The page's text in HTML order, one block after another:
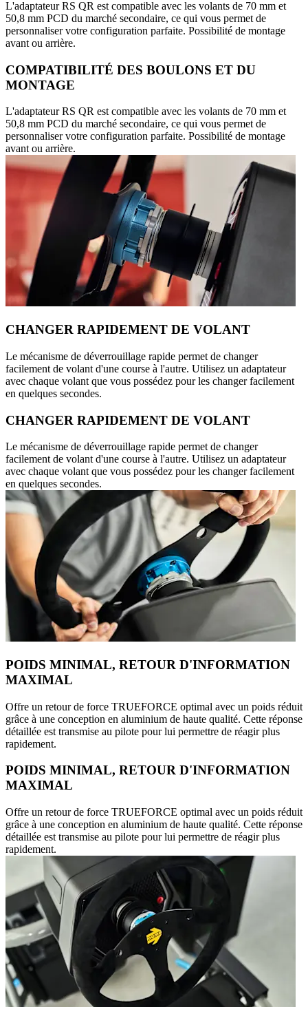
L'adaptateur RS QR est compatible avec les volants de 70 mm et
50,8 mm PCD du marché secondaire, ce qui vous permet de
personnaliser votre configuration parfaite. Possibilité de montage
avant ou arrière.
COMPATIBILITÉ DES BOULONS ET DU
MONTAGE
L'adaptateur RS QR est compatible avec les volants de 70 mm et
50,8 mm PCD du marché secondaire, ce qui vous permet de
personnaliser votre configuration parfaite. Possibilité de montage
avant ou arrière.
CHANGER RAPIDEMENT DE VOLANT
Le mécanisme de déverrouillage rapide permet de changer
facilement de volant d'une course à l'autre. Utilisez un adaptateur
avec chaque volant que vous possédez pour les changer facilement
en quelques secondes.
CHANGER RAPIDEMENT DE VOLANT
Le mécanisme de déverrouillage rapide permet de changer
facilement de volant d'une course à l'autre. Utilisez un adaptateur
avec chaque volant que vous possédez pour les changer facilement
en quelques secondes.
POIDS MINIMAL, RETOUR D'INFORMATION
MAXIMAL
Offre un retour de force TRUEFORCE optimal avec un poids réduit
grâce à une conception en aluminium de haute qualité. Cette réponse
détaillée est transmise au pilote pour lui permettre de réagir plus
rapidement.
POIDS MINIMAL, RETOUR D'INFORMATION
MAXIMAL
Offre un retour de force TRUEFORCE optimal avec un poids réduit
grâce à une conception en aluminium de haute qualité. Cette réponse
détaillée est transmise au pilote pour lui permettre de réagir plus
rapidement.